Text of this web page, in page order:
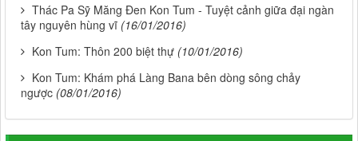
Thác Pa Sỹ Măng Đen Kon Tum - Tuyệt cảnh giữa đại ngàn
tây nguyên hùng vĩ (16/01/2016)
Kon Tum: Thôn 200 biệt thự (10/01/2016)
Kon Tum: Khám phá Làng Bana bên dòng sông chảy
ngược (08/01/2016)